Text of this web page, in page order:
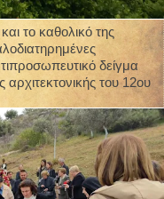
το καθολικό της
δείγμα
του 12ου